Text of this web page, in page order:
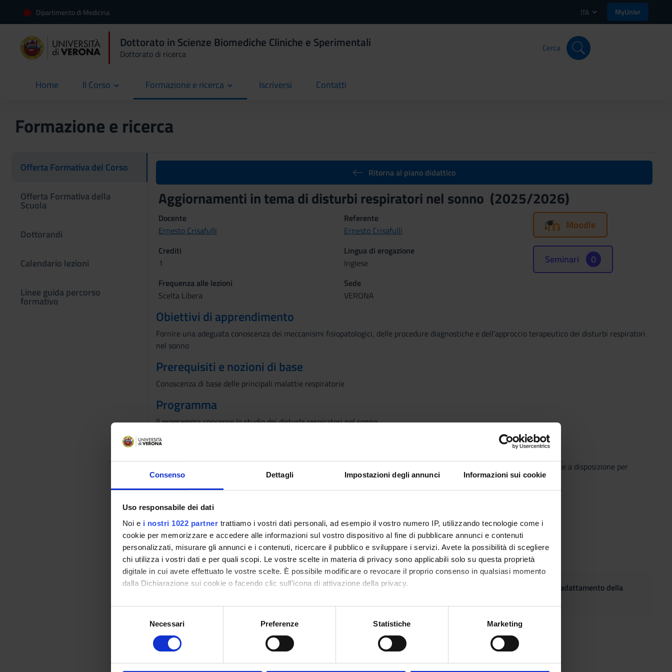
Consenso Dettagli Impostazioni degli annunci Informazioni sui cookie
Uso responsabile dei dati
Noi e i nostri 1022 partner trattiamo i vostri dati personali, ad esempio il vostro numero IP, utilizzando tecnologie come i
cookie per memorizzare e accedere alle informazioni sul vostro dispositivo al fine di pubblicare annunci e contenuti
personalizzati, misurare gli annunci e i contenuti, ricercare il pubblico e sviluppare i servizi. Avete la possibilità di scegliere
chi utilizza i vostri dati e per quali scopi. Le vostre scelte in materia di privacy sono applicabili solo su questa proprietà
digitale in cui avete effettuato le vostre scelte. È possibile modificare o revocare il proprio consenso in qualsiasi momento
dalla Dichiarazione sui cookie o facendo clic sull'icona di attivazione della privacy.
Con il tuo consenso, vorremmo anche:
raccogliere informazioni sulla tua posizione geografica, con un'approssimazione di qualche metro,
digitali).
Necessari Preferenze Statistiche Marketing
Dipartimento di Medicina ITA MyUnivr
Dottorato in Scienze Biomediche Cliniche e Sperimentali
Dottorato di ricerca
Cerca
Home
current Il Corso Formazione e ricerca Iscriversi
current Contatti
current
Formazione e ricerca
Offerta Formativa del Corso
Offerta Formativa della
Scuola
Dottorandi
Calendario lezioni
Linee guida percorso
formativo
Ritorna al piano didattico
Aggiornamenti in tema di disturbi respiratori nel sonno (2025/2026)
Docente
Ernesto Crisafulli
Referente
Ernesto Crisafulli
Crediti
1
Lingua di erogazione
Inglese
Frequenza alle lezioni
Scelta Libera
Sede
VERONA
Moodle
Seminari 0
Obiettivi di apprendimento
Fornire una adeguata conoscenza dei meccanismi fisiopatologici, delle procedure diagnostiche e dell’approccio terapeutico dei disturbi respiratori
nel sonno
Prerequisiti e nozioni di base
Conoscenza di base delle principali malattie respiratorie
Programma
Il programma concerne lo studio dei disturbi respiratori nel sonno
Bibliografia
Vai alla bibliografia
Visualizza la bibliografia con Leganto, strumento che il Sistema Bibliotecario mette a disposizione per
recuperare i testi in programma d'esame in modo semplice e innovativo.
Modalità didattiche
Si esplicherà attraverso lezioni frontali
Modalità di verifica dell'apprendimento
Non è previsto un esame finale
Le/gli studentesse/studenti con disabilità o disturbi specifici di apprendimento (DSA), che intendano richiedere l'adattamento della
Valutazione
Non è previsto un esame finale